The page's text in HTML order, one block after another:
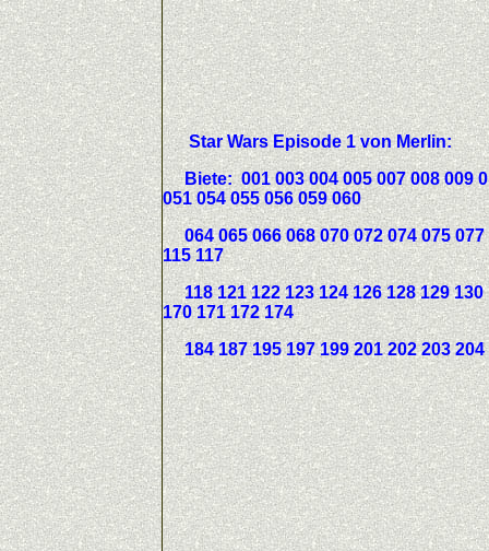
Star Wars Episode 1
Biete:001 003 004 005 007 008 009
051 054 055 056 059 060
064 065 066 068 070 072 074 075 077
115 117
118 121 122 123 124 126 128 129 130
170 171 172 174
184 187 195 197 199 201 202 203 204